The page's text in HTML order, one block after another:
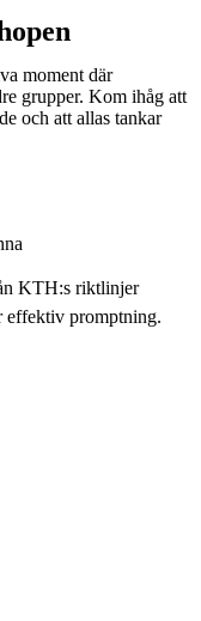
moment där
grupper. Kom ihåg att
och att allas tankar
KTH:s riktlinjer
effektiv promptning.